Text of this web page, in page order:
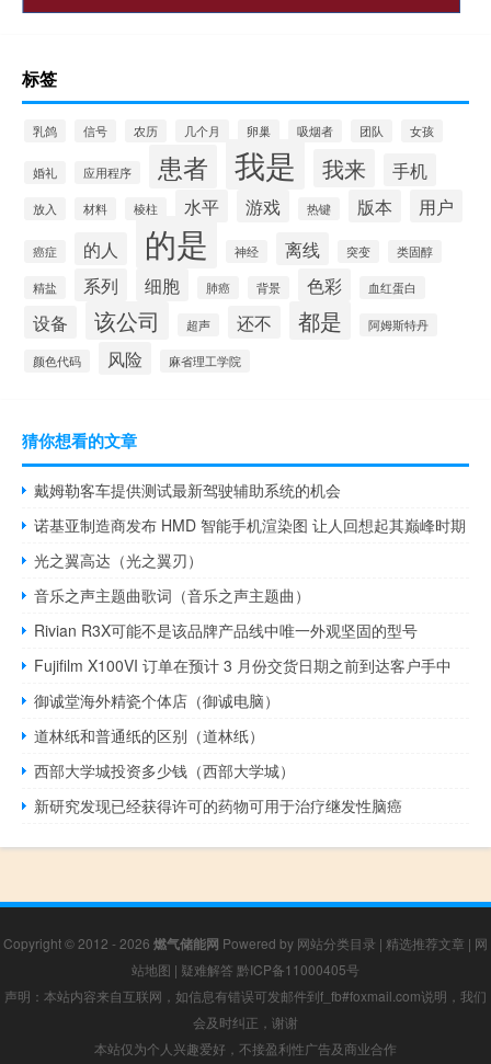
标签
乳鸽 信号 农历 几个月 卵巢 吸烟者 团队 女孩
婚礼 应用程序 患者 我是 我来 手机
放入 材料 棱柱 水平 游戏 热键 版本 用户
癌症 的人 的是 神经 离线 突变 类固醇
精盐 系列 细胞 肺癌 背景 色彩 血红蛋白
设备 该公司 超声 还不 都是 阿姆斯特丹
颜色代码 风险 麻省理工学院
猜你想看的文章
戴姆勒客车提供测试最新驾驶辅助系统的机会
诺基亚制造商发布 HMD 智能手机渲染图 让人回想起其巅峰时期
光之翼高达（光之翼刃）
音乐之声主题曲歌词（音乐之声主题曲）
Rivian R3X可能不是该品牌产品线中唯一外观坚固的型号
Fujifilm X100VI 订单在预计 3 月份交货日期之前到达客户手中
御诚堂海外精瓷个体店（御诚电脑）
道林纸和普通纸的区别（道林纸）
西部大学城投资多少钱（西部大学城）
新研究发现已经获得许可的药物可用于治疗继发性脑癌
Copyright © 2012 - 2026 燃气储能网 Powered by 网站分类目录 | 精选推荐文章 | 网
站地图 | 疑难解答 黔ICP备11000405号
声明：本站内容来自互联网，如信息有错误可发邮件到f_fb#foxmail.com说明，我们
会及时纠正，谢谢
本站仅为个人兴趣爱好，不接盈利性广告及商业合作